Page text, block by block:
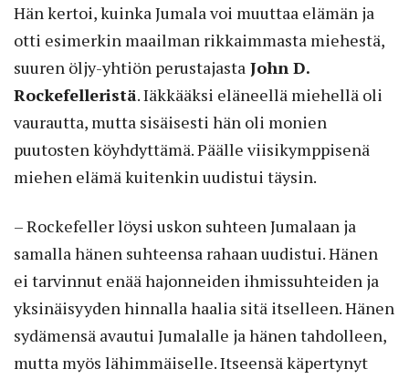
Hän kertoi, kuinka Jumala voi muuttaa elämän ja
otti esimerkin maail­man rikkaimmasta miehestä,
suuren öljy-yhtiön perustajasta John D.
Rockefelleristä. Iäkkääksi eläneellä miehellä oli
vaurautta, mutta sisäisesti hän oli monien
puutosten köyhdyttämä. Päälle viisikymppisenä
miehen elämä kuitenkin uudistui täysin.
– Rockefeller löysi uskon suhteen Jumalaan ja
samalla hänen suhteensa rahaan uudistui. Hänen
ei tarvinnut enää hajonneiden ihmissuhteiden ja
yksinäisyyden hinnalla haalia sitä itselleen. Hänen
sydämensä avautui Jumalalle ja hänen tahdolleen,
mutta myös lähimmäiselle. Itseensä käpertynyt